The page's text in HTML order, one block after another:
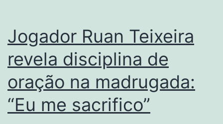
Jogador Ruan Teixeira
revela disciplina de
oração na madrugada:
“Eu me sacrifico”